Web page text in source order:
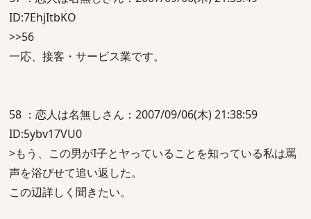
ID:7EhjItbKO
>>56
一応、接客・サービス業です。
58 ：恋人は名無しさん：2007/09/06(木) 21:38:59
ID:5ybv17VU0
>もう、この男がI子とヤっていることを知っている私は罵
声を浴びせて追い返した。
この辺詳しく聞きたい。